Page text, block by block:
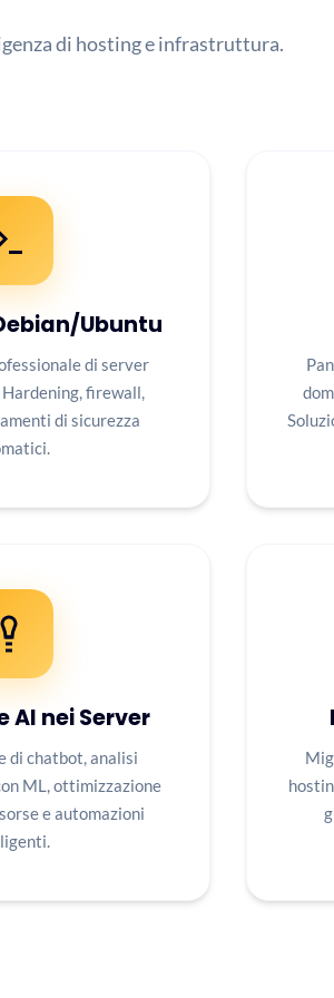
di hosting e infrastruttura.
Ubuntu
di server
firewall,
di sicurezza
AI nei Server
di chatbot, analisi
ML, ottimizzazione
e automazioni